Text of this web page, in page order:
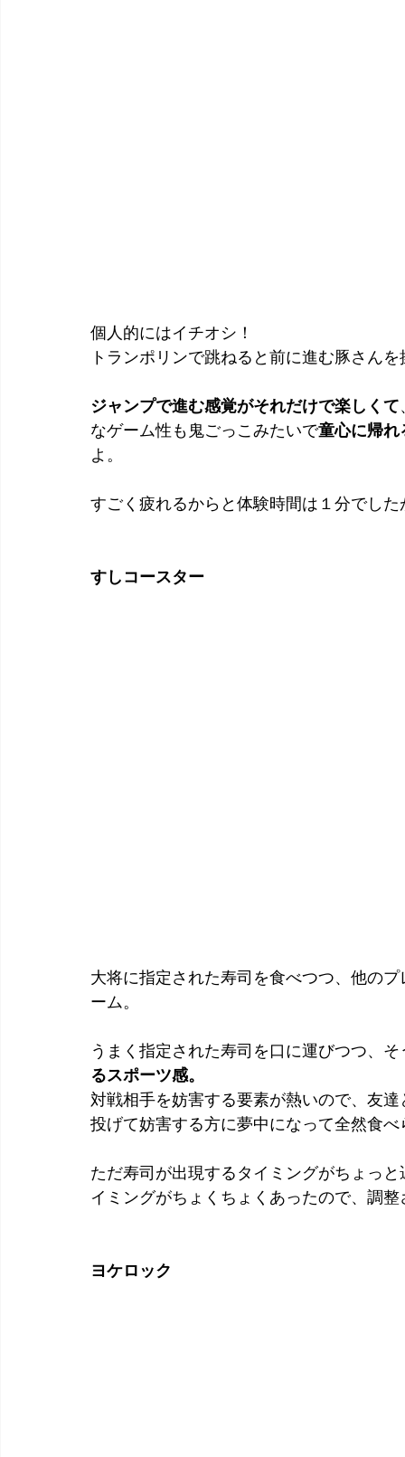
個人的にはイチオシ！
トランポリンで跳ねると前に進む豚さん
ジャンプで進む感覚がそれだけで楽しくて
なゲーム性も鬼ごっこみたいで童心に帰れ
よ。
すごく疲れるからと体験時間は１分でし
すしコースター
大将に指定された寿司を食べつつ、他の
ーム。
うまく指定された寿司を口に運びつつ、
るスポーツ感。
対戦相手を妨害する要素が熱いので、友
投げて妨害する方に夢中になって全然食
ただ寿司が出現するタイミングがちょっ
イミングがちょくちょくあったので、調
ヨケロック